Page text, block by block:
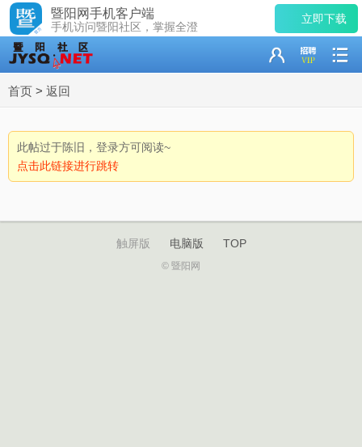
暨阳网手机客户端
手机访问暨阳社区，掌握全澄
立即下载
首页 > 返回
此帖过于陈旧，登录方可阅读~
点击此链接进行跳转
触屏版 电脑版 TOP
© 暨阳网